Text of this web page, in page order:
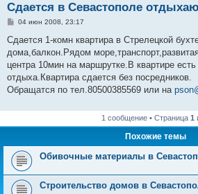
Сдается в Севастополе
С
о
б
щ
е
и
е
04 июн 2008, 23:17
Сдается 1-комн квартира в Стрелецкой
дома,балкон.Рядом
центра 10мин на маршрутке.В квартире
отдыха.Квартира сдается без посредников.
Обращатся по тел.80500385569 или на
1 сообщение • Страница 1
Похожие темы
Обивочные материалы в
Строительство домов в